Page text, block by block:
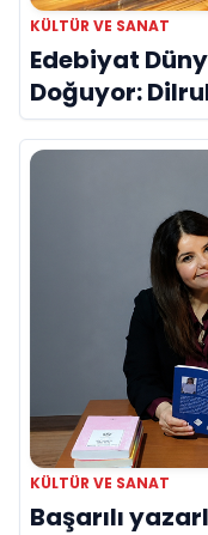
KÜLTÜR VE SANAT
Edebiyat
Doğuyor:
Evreni
KÜLTÜR VE SANAT
Başarılı